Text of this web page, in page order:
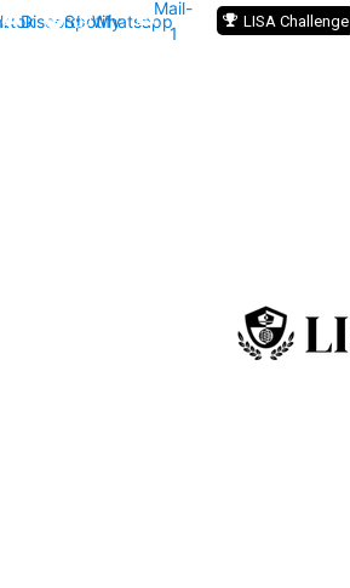
LISA Challenge
DiscordSpotifyWhatsapp
Mail-
1